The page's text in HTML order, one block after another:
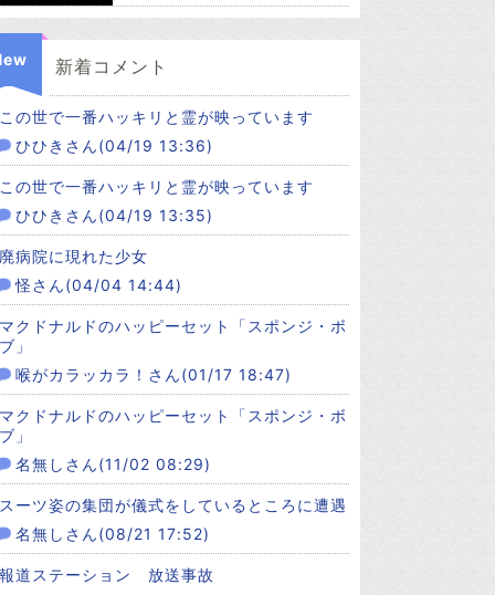
新着コメント
この世で一番ハッキリと霊が映っています
ひひきさん(04/19 13:36)
この世で一番ハッキリと霊が映っています
ひひきさん(04/19 13:35)
廃病院に現れた少女
怪さん(04/04 14:44)
マクドナルドのハッピーセット「スポンジ・ボ
ブ」
喉がカラッカラ！さん(01/17 18:47)
マクドナルドのハッピーセット「スポンジ・ボ
ブ」
名無しさん(11/02 08:29)
スーツ姿の集団が儀式をしているところに遭遇
名無しさん(08/21 17:52)
報道ステーション 放送事故